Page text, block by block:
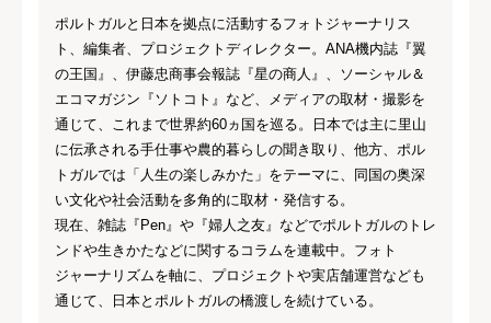
ポルトガルと日本を拠点に活動するフォトジャーナリス
ト、編集者、プロジェクトディレクター。ANA機内誌『翼
の王国』、伊藤忠商事会報誌『星の商人』、ソーシャル＆
エコマガジン『ソトコト』など、メディアの取材・撮影を
通じて、これまで世界約60ヵ国を巡る。日本では主に里山
に伝承される手仕事や農的暮らしの聞き取り、他方、ポル
トガルでは「人生の楽しみかた」をテーマに、同国の奥深
い文化や社会活動を多角的に取材・発信する。
現在、雑誌『Pen』や『婦人之友』などでポルトガルのトレ
ンドや生きかたなどに関するコラムを連載中。フォト
ジャーナリズムを軸に、プロジェクトや実店舗運営なども
通じて、日本とポルトガルの橋渡しを続けている。